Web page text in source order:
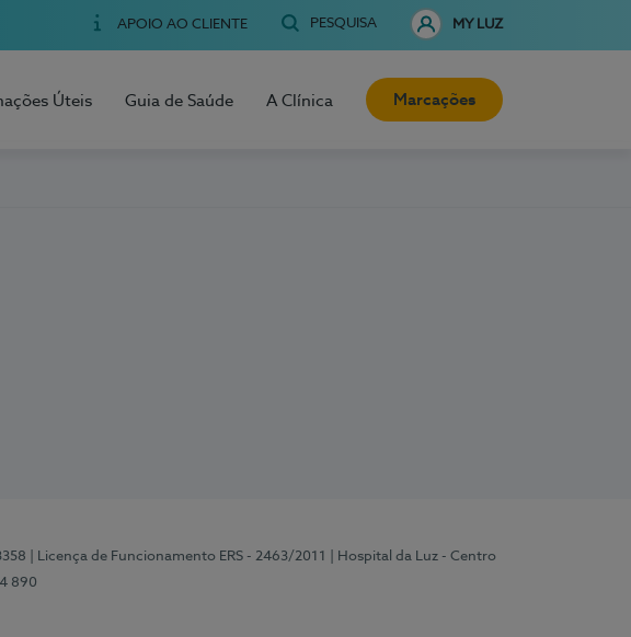
APOIO AO CLIENTE PESQUISA MY LUZ
Úteis Guia de Saúde A Clínica Marcações
| Licença de Funcionamento ERS - 2463/2011
| Hospital da Luz - Centro
890